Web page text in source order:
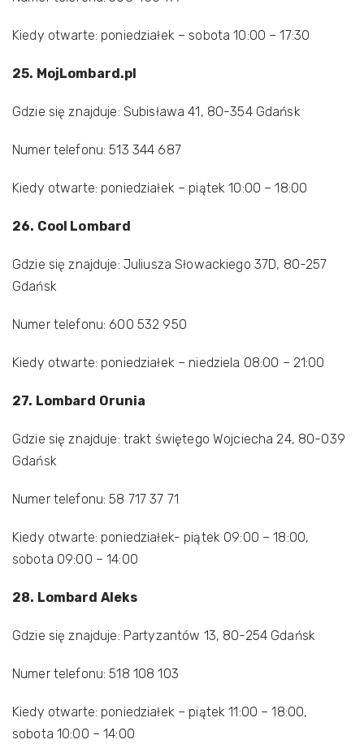
Kiedy otwarte: poniedziałek – sobota 10:00 – 17:30
25. MojLombard.pl
Gdzie się znajduje: Subisława 41, 80-354 Gdańsk
Numer telefonu: 513 344 687
Kiedy otwarte: poniedziałek – piątek 10:00 – 18:00
26. Cool Lombard
Gdzie się znajduje: Juliusza Słowackiego 37D, 80-257
Gdańsk
Numer telefonu: 600 532 950
Kiedy otwarte: poniedziałek – niedziela 08:00 – 21:00
27. Lombard Orunia
Gdzie się znajduje: trakt świętego Wojciecha 24, 80-039
Gdańsk
Numer telefonu: 58 717 37 71
Kiedy otwarte: poniedziałek- piątek 09:00 – 18:00,
sobota 09:00 – 14:00
28. Lombard Aleks
Gdzie się znajduje: Partyzantów 13, 80-254 Gdańsk
Numer telefonu: 518 108 103
Kiedy otwarte: poniedziałek – piątek 11:00 – 18:00,
sobota 10:00 – 14:00